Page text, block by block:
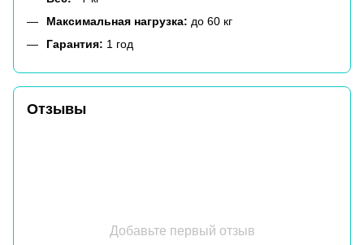
Максимальная нагрузка: до 60 кг
Гарантия: 1 год
Отзывы
Добавьте первый отзыв